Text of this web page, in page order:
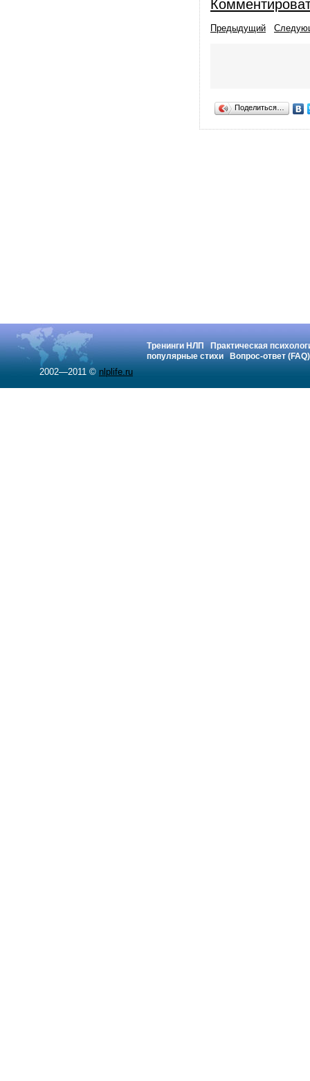
Предыдущий
Поделиться…
Тренинги НЛП
Практическая
популярные стихи
Вопрос-ответ (FAQ)
2002—2011 © nlplife.ru